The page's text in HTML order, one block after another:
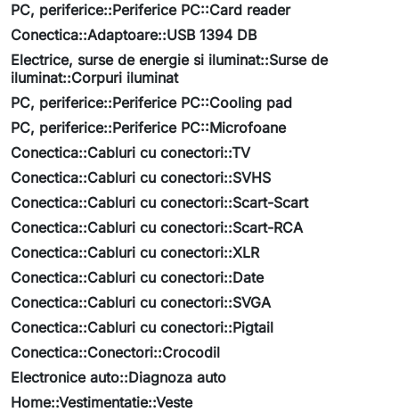
PC, periferice::Periferice PC::Card reader
Conectica::Adaptoare::USB 1394 DB
Electrice, surse de energie si iluminat::Surse de
iluminat::Corpuri iluminat
PC, periferice::Periferice PC::Cooling pad
PC, periferice::Periferice PC::Microfoane
Conectica::Cabluri cu conectori::TV
Conectica::Cabluri cu conectori::SVHS
Conectica::Cabluri cu conectori::Scart-Scart
Conectica::Cabluri cu conectori::Scart-RCA
Conectica::Cabluri cu conectori::XLR
Conectica::Cabluri cu conectori::Date
Conectica::Cabluri cu conectori::SVGA
Conectica::Cabluri cu conectori::Pigtail
Conectica::Conectori::Crocodil
Electronice auto::Diagnoza auto
Home::Vestimentatie::Veste